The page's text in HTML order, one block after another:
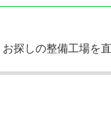
探しの整備工場を